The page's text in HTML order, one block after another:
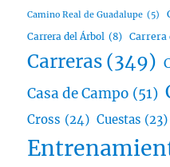
Camino Real de Guadalupe (5)
Carrera del Árbol (8) Carrera
Carreras (349)
Casa de Campo (51)
Cross (24) Cuestas (23)